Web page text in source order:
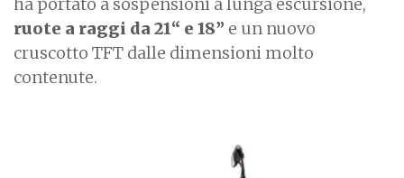
ruote a raggi da 21“ e 18” e un nuovo
cruscotto TFT dalle dimensioni molto
contenute.